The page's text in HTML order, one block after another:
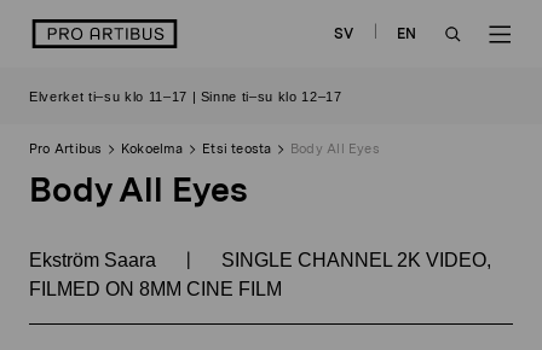
sisältöön
logo SV
EN
Elverket ti–su klo 11–17 | Sinne ti–su klo 12–17
Pro Artibus Kokoelma Etsi teosta Body All Eyes
Body All Eyes
Ekström Saara |
SINGLE CHANNEL 2K VIDEO,
FILMED ON 8MM CINE FILM